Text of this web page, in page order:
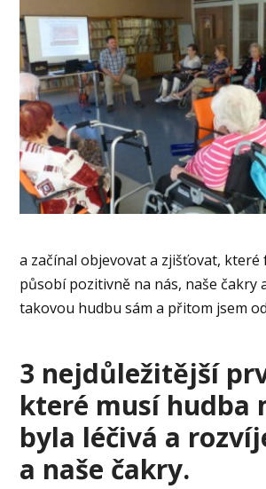
a začínal objevovat a zjišťovat, které
působí pozitivně na nás, naše čakry
takovou hudbu sám a přitom jsem
3 nejdůležitější
které musí hudba
byla léčivá a
a naše čakry.